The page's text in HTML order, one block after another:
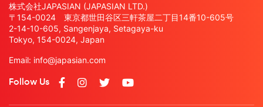
株式会社JAPASIAN (JAPASIAN LTD.)
〒154-0024 東京都世田谷区三軒茶屋二丁目14番10-605号
2-14-10-605, Sangenjaya, Setagaya-ku
Tokyo, 154-0024, Japan
Email: info@japasian.com
Follow Us